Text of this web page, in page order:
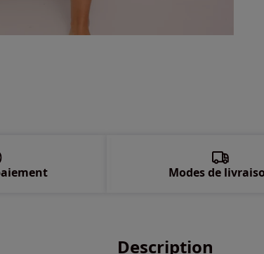
Description
Modes de